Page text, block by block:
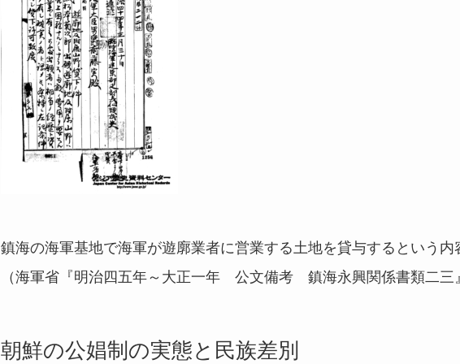
鎮海の海軍基地で海軍が遊廓業者に営業する土地を貸与するという内
（海軍省『明治四五年～大正一年 公文備考 鎮海永興関係書類二三
朝鮮の公娼制の実態と民族差別